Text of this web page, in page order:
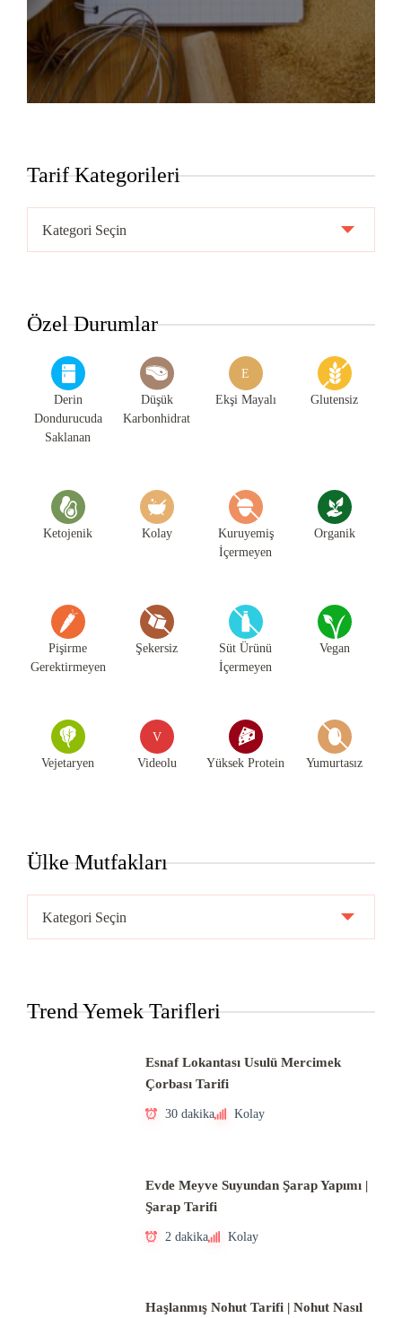
Tarif Kategorileri
Kategorileri
Özel Durumlar
Derin
Dondurucuda
Saklanan
Düşük
Karbonhidrat
E
Ekşi Mayalı Glutensiz
Ketojenik Kolay
Kuruyemiş
İçermeyen
Organik
Pişirme
Gerektirmeyen
Şekersiz
Süt Ürünü
İçermeyen
Vegan
Vejetaryen
V
Videolu Yüksek Protein Yumurtasız
Ülke Mutfakları
Mutfakları
Trend Yemek Tarifleri
Esnaf Lokantası Usulü Mercimek
Çorbası Tarifi
30 dakika Kolay
Evde Meyve Suyundan Şarap Yapımı |
Şarap Tarifi
2 dakika Kolay
Haşlanmış Nohut Tarifi | Nohut Nasıl